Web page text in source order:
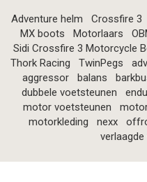
Adventure helm Crossfire 3
MX boots
Motorlaars
Sidi Crossfire 3 Motorcycle
Thork Racing
TwinPegs
aggressor
balans
dubbele voetsteunen
motor voetsteunen
motorkleding
nexx
verlaagde